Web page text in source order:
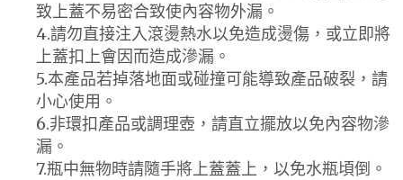
致上蓋不易密合致使內容物外漏。
4.請勿直接注入滾燙熱水以免造成燙傷，或立即將
上蓋扣上會因而造成滲漏。
5.本產品若掉落地面或碰撞可能導致產品破裂，請
小心使用。
6.非環扣產品或調理壺，請直立擺放以免內容物滲
漏。
7.瓶中無物時請隨手將上蓋蓋上，以免水瓶頃倒。